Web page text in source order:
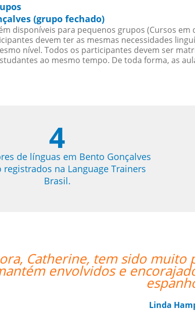
(grupo fechado)
disponíveis para pequenos grupos (Cursos
devem ter as mesmas necessidades
nível. Todos os participantes devem ser
ao mesmo tempo. De toda forma, as
4
de línguas em Bento Gonçalves
registrados na Language Trainers
Brasil.
Catherine, tem sido muito
envolvidos e
Linda